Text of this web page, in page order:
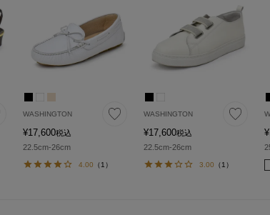
WASHINGTON
¥17,600税込
22.5cm-26cm
4.00 （1）
WASHINGTON
¥17,600税込
22.5cm-26cm
3.00 （1）
¥